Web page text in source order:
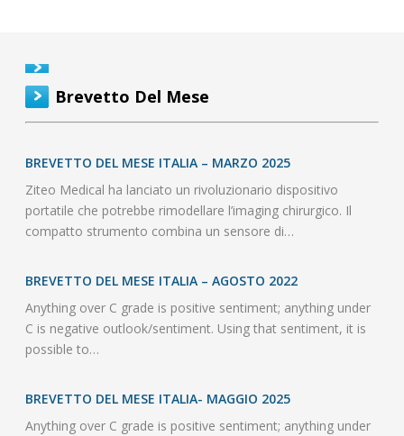
Brevetto Del Mese
BREVETTO DEL MESE ITALIA – MARZO 2025
Ziteo Medical ha lanciato un rivoluzionario dispositivo
portatile che potrebbe rimodellare l’imaging chirurgico. Il
compatto strumento combina un sensore di…
BREVETTO DEL MESE ITALIA – AGOSTO 2022
Anything over C grade is positive sentiment; anything under
C is negative outlook/sentiment. Using that sentiment, it is
possible to…
BREVETTO DEL MESE ITALIA- MAGGIO 2025
Anything over C grade is positive sentiment; anything under